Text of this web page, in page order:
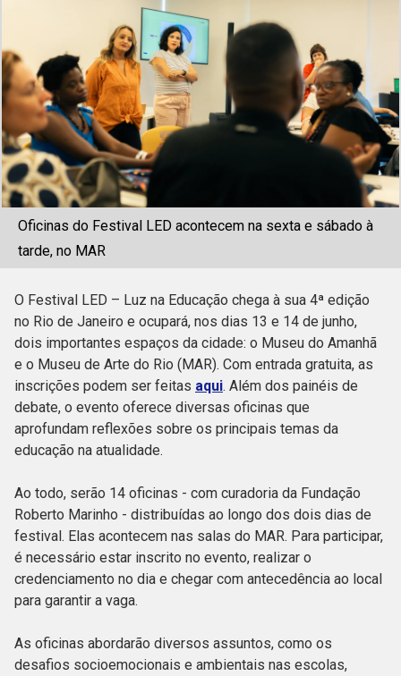
Oficinas do Festival LED acontecem na sexta e sábado à
tarde, no MAR
O Festival LED – Luz na Educação chega à sua 4ª edição
no Rio de Janeiro e ocupará, nos dias 13 e 14 de junho,
dois importantes espaços da cidade: o Museu do Amanhã
e o Museu de Arte do Rio (MAR). Com entrada gratuita, as
inscrições podem ser feitas aqui. Além dos painéis de
debate, o evento oferece diversas oficinas que
aprofundam reflexões sobre os principais temas da
educação na atualidade.
Ao todo, serão 14 oficinas - com curadoria da Fundação
Roberto Marinho - distribuídas ao longo dos dois dias de
festival. Elas acontecem nas salas do MAR. Para participar,
é necessário estar inscrito no evento, realizar o
credenciamento no dia e chegar com antecedência ao local
para garantir a vaga.
As oficinas abordarão diversos assuntos, como os
desafios socioemocionais e ambientais nas escolas,